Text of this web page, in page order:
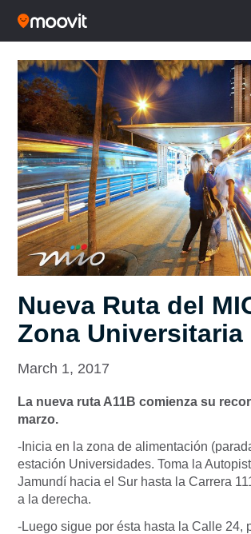
Nueva Ruta del
Zona Universitaria
March 1, 2017
La nueva ruta A11B comienza su
marzo.
-Inicia en la zona de alimentación
estación Universidades. Toma la
Jamundí hacia el Sur hasta la Carrera
a la derecha.
-Luego sigue por ésta hasta la Calle 24,